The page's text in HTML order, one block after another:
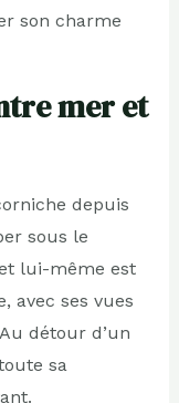
son charme
mer et
depuis
sous le
lui-même est
avec ses vues
détour d’un
sa